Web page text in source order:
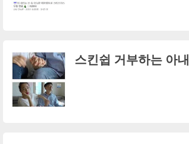
스킨쉽 거부하는 아내